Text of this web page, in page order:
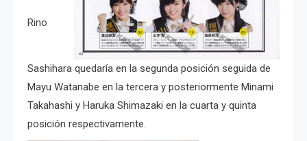
Rino
Sashihara quedaría en la segunda posición seguida de
Mayu Watanabe en la tercera y posteriormente Minami
Takahashi y Haruka Shimazaki en la cuarta y quinta
posición respectivamente.